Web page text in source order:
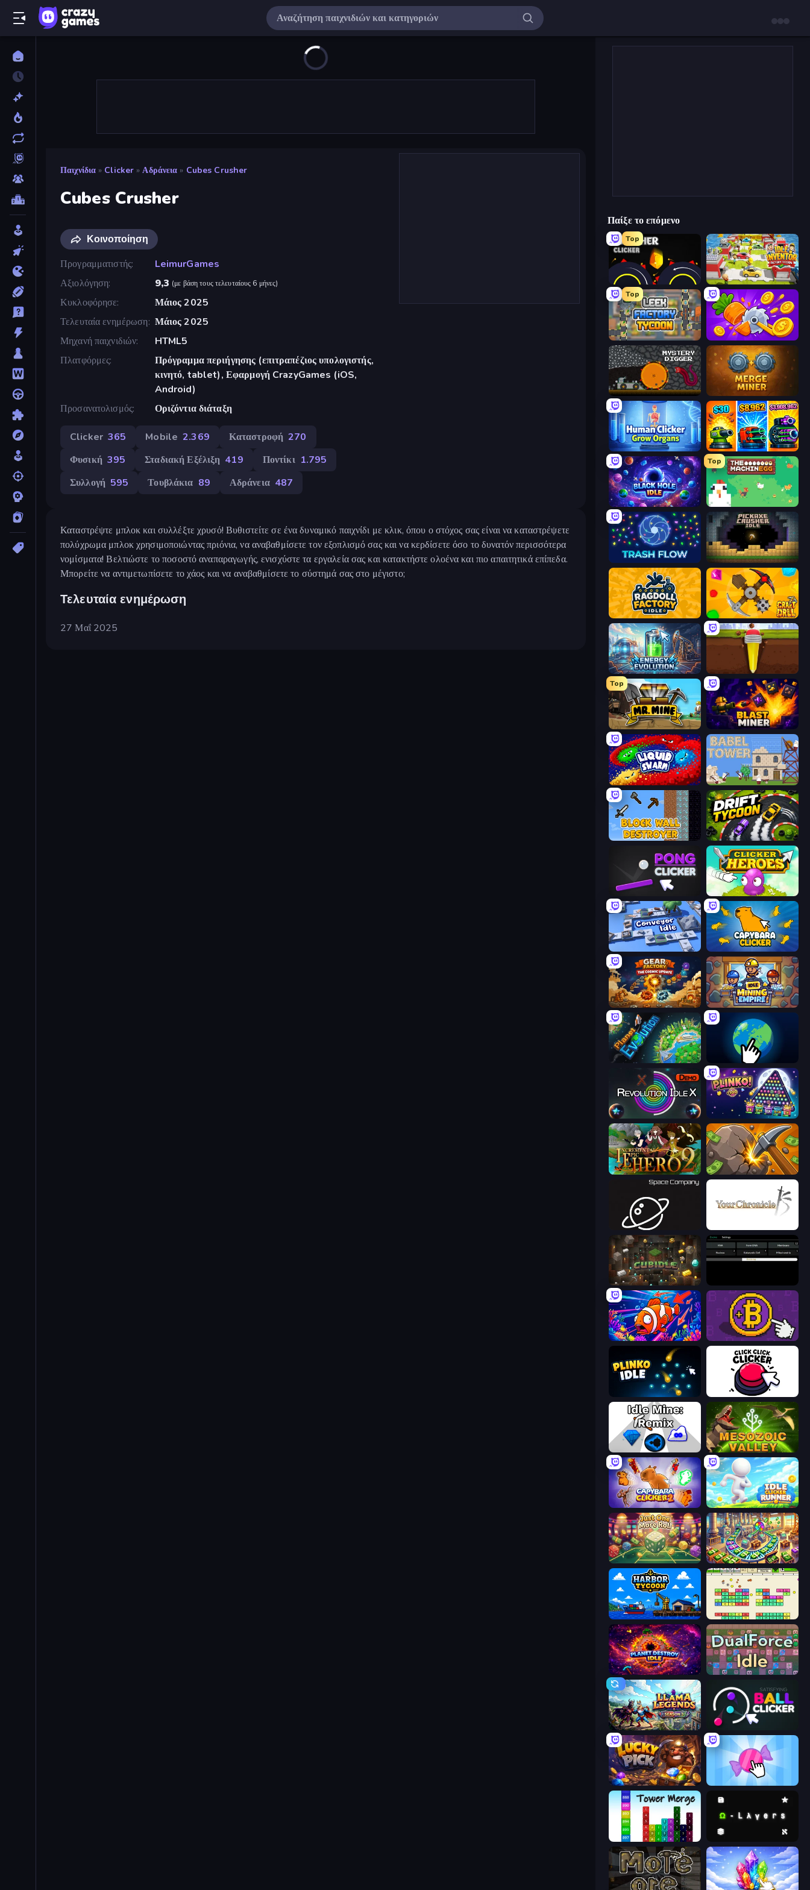
Παιχνίδια » Clicker » Αδράνεια » Cubes Crusher
Cubes Crusher
Κοινοποίηση
Προγραμματιστής
LeimurGames
Αξιολόγηση
9,3 (με βάση τους τελευταίους 6 μήνες)
Κυκλοφόρησε
Μάιος 2025
Τελευταία ενημέρωση Μάιος 2025
Μηχανή παιχνιδιών
HTML5
Πλατφόρμες
Πρόγραμμα περιήγησης (επιτραπέζιος υπολογιστής,
κινητό, tablet), Εφαρμογή CrazyGames (iOS,
Android)
Προσανατολισμός
Οριζόντια διάταξη
Clicker 365 Mobile 2.369 Καταστροφή 270
Φυσική 395 Σταδιακή Εξέλιξη 419 Ποντίκι 1.795
Συλλογή 595 Τουβλάκια 89 Αδράνεια 487
Καταστρέψτε μπλοκ και συλλέξτε χρυσό! Βυθιστείτε σε ένα δυναμικό παιχνίδι με κλικ, όπου ο στόχος σας είναι να καταστρέψετε
πολύχρωμα μπλοκ χρησιμοποιώντας πριόνια, να αναβαθμίσετε τον εξοπλισμό σας και να κερδίσετε όσο το δυνατόν περισσότερα
νομίσματα! Βελτιώστε το ποσοστό αναπαραγωγής, ενισχύστε τα εργαλεία σας και κατακτήστε ολοένα και πιο απαιτητικά επίπεδα.
Μπορείτε να αντιμετωπίσετε το χάος και να αναβαθμίσετε το σύστημά σας στο μέγιστο;
Τελευταία ενημέρωση
27 Μαΐ 2025
Παίξε το επόμενο
Top
Crusher Clicker Idle Inventor
Top
Leek Factory Tycoon Farm Ring Idle
Mystery Digger Merge Miner
Human Clicker: Grow Organs Pumpkin Defense: Merge Cannon
Black Hole Idle
Top
The MachinEGG
Trash Flow Pickaxe Crusher Idle
Ragdoll Factory Idle Craft Drill
Energy Evolution Pen Dig
Top
Mr. Mine Blast Miner
Liquid Swarm Babel Tower
Block Wall Destroyer Drift Tycoon
Pong Clicker Clicker Heroes
Conveyor Idle Capybara Clicker
Gear Factory Idle Mining Empire
Planet Evolution: Idle Clicker Planet Clicker 2
Revolution Idle X PLINKO!
Incremental Epic Hero 2 Mine Clicker
Space Company
Cubidle
Fish Catch Idle Money Maker
Plinko Idle Click Click Clicker
Idle Mine: Remix Cell to Singularity: Mesozoic Valley
Capybara Clicker 2 Idle Clicker Runner
Just One More Roll Money Factory: Tycoon Idle Game
Harbor Tycoon Idle Breakout
Planet Destroy Idle DualForce Idle
Llama Legends Satisfying Ball Clicker
Lucky Pick Candy Clicker 2
Tower Merge Omega Layers